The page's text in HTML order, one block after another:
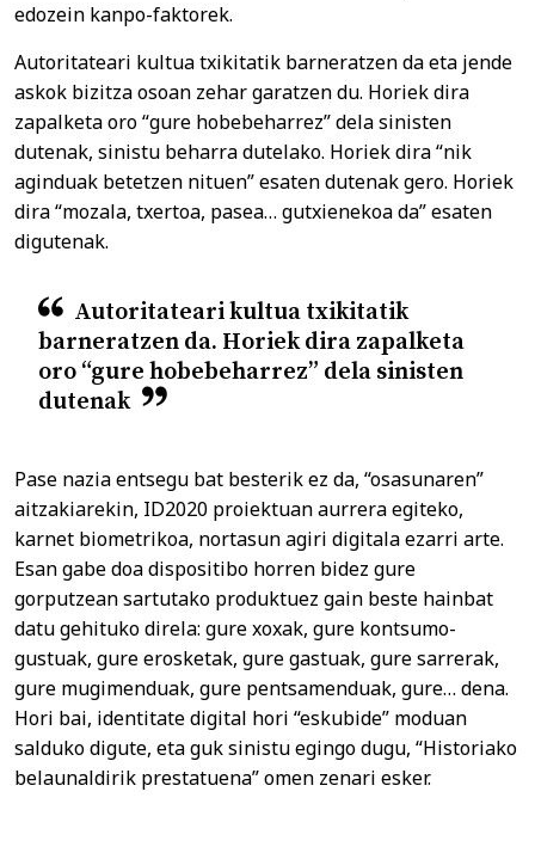
edozein kanpo-faktorek.
Autoritateari kultua txikitatik barneratzen da eta jende
askok bizitza osoan zehar garatzen du. Horiek dira
zapalketa oro “gure hobebeharrez” dela sinisten
dutenak, sinistu beharra dutelako. Horiek dira “nik
aginduak betetzen nituen” esaten dutenak gero. Horiek
dira “mozala, txertoa, pasea… gutxienekoa da” esaten
digutenak.
Autoritateari kultua txikitatik
barneratzen da. Horiek dira zapalketa
oro “gure hobebeharrez” dela sinisten
dutenak
Pase nazia entsegu bat besterik ez da, “osasunaren”
aitzakiarekin, ID2020 proiektuan aurrera egiteko,
karnet biometrikoa, nortasun agiri digitala ezarri arte.
Esan gabe doa dispositibo horren bidez gure
gorputzean sartutako produktuez gain beste hainbat
datu gehituko direla: gure xoxak, gure kontsumo-
gustuak, gure erosketak, gure gastuak, gure sarrerak,
gure mugimenduak, gure pentsamenduak, gure… dena.
Hori bai, identitate digital hori “eskubide” moduan
salduko digute, eta guk sinistu egingo dugu, “Historiako
belaunaldirik prestatuena” omen zenari esker.